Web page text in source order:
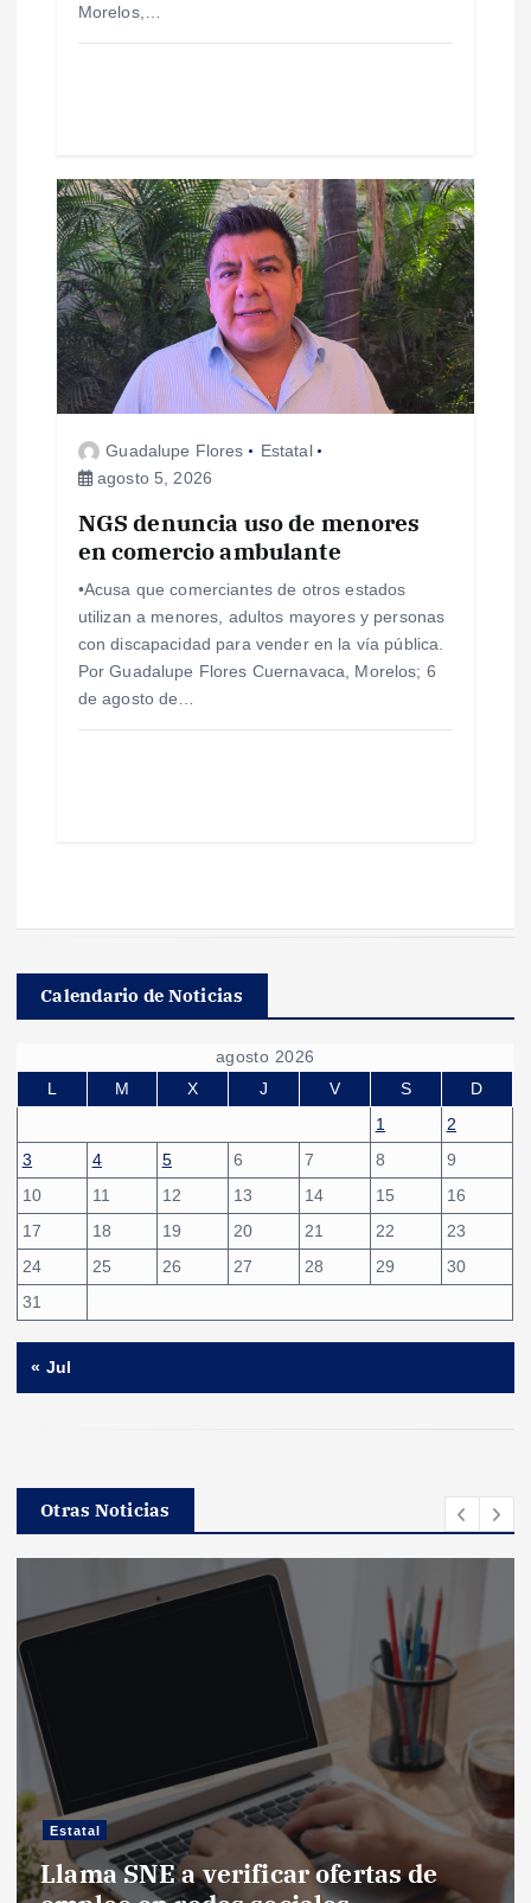
a
s
Morelos,…
Guadalupe Flores
Estatal
agosto 5, 2026
NGS denuncia uso de menores
en comercio ambulante
•Acusa que comerciantes de otros estados
utilizan a menores, adultos mayores y personas
con discapacidad para vender en la vía pública.
Por Guadalupe Flores Cuernavaca, Morelos; 6
de agosto de…
Calendario de Noticias
agosto 2026
L
M X J V S
D
1
2
3
4 5 6 7 8
9
10
11 12 13 14 15
16
17
18 19 20 21 22
23
24
25 26 27 28 29
30
31
« Jul
Otras Noticias
Estatal
Llama SNE a verificar ofertas de